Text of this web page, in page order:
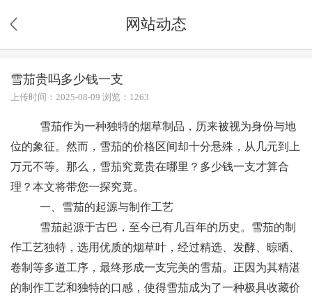
网站动态
雪茄贵吗多少钱一支
上传时间：2025-08-09 浏览：1263
雪茄作为一种独特的烟草制品，历来被视为身份与地
位的象征。然而，雪茄的价格区间却十分悬殊，从几元到上
万元不等。那么，雪茄究竟贵在哪里？多少钱一支才算合
理？本文将带您一探究竟。
一、雪茄的起源与制作工艺
雪茄起源于古巴，至今已有几百年的历史。雪茄的制
作工艺独特，选用优质的烟草叶，经过精选、发酵、晾晒、
卷制等多道工序，最终形成一支完美的雪茄。正因为其精湛
的制作工艺和独特的口感，使得雪茄成为了一种极具收藏价